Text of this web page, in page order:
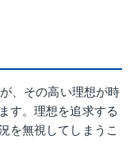
、その高い理想が時
す。理想を追求する
を無視してしまうこ